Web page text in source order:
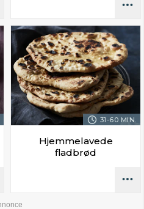
31-60 MIN.
Hjemmelavede
fladbrød